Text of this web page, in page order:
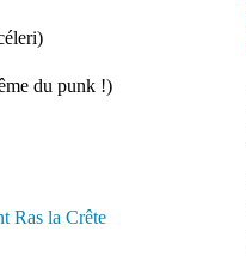
du punk !)